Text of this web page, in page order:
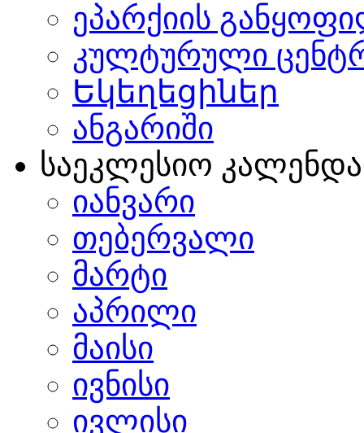
ეპარქიის
კულტურული
Եկեղեցիներ
ანგარიში
საეკლესიო
იანვარი
თებერვალი
მარტი
აპრილი
მაისი
ივნისი
ივლისი